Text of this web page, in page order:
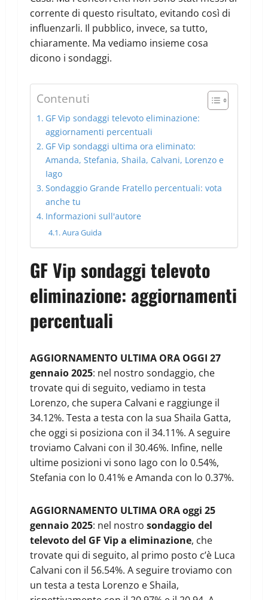
corrente di questo risultato, evitando così di
influenzarli. Il pubblico, invece, sa tutto,
chiaramente. Ma vediamo insieme cosa
dicono i sondaggi.
Contenuti
GF Vip sondaggi televoto eliminazione:
aggiornamenti percentuali
GF Vip sondaggi ultima ora eliminato:
Amanda, Stefania, Shaila, Calvani, Lorenzo e
Iago
Sondaggio Grande Fratello percentuali: vota
anche tu
Informazioni sull'autore
Aura Guida
GF Vip sondaggi televoto
eliminazione: aggiornamenti
percentuali
AGGIORNAMENTO ULTIMA ORA OGGI 27
gennaio 2025: nel nostro sondaggio, che
trovate qui di seguito, vediamo in testa
Lorenzo, che supera Calvani e raggiunge il
34.12%. Testa a testa con la sua Shaila Gatta,
che oggi si posiziona con il 34.11%. A seguire
troviamo Calvani con il 30.46%. Infine, nelle
ultime posizioni vi sono Iago con lo 0.54%,
Stefania con lo 0.41% e Amanda con lo 0.37%.
AGGIORNAMENTO ULTIMA ORA oggi 25
gennaio 2025: nel nostro sondaggio del
televoto del GF Vip a eliminazione, che
trovate qui di seguito, al primo posto c’è Luca
Calvani con il 56.54%. A seguire troviamo con
un testa a testa Lorenzo e Shaila,